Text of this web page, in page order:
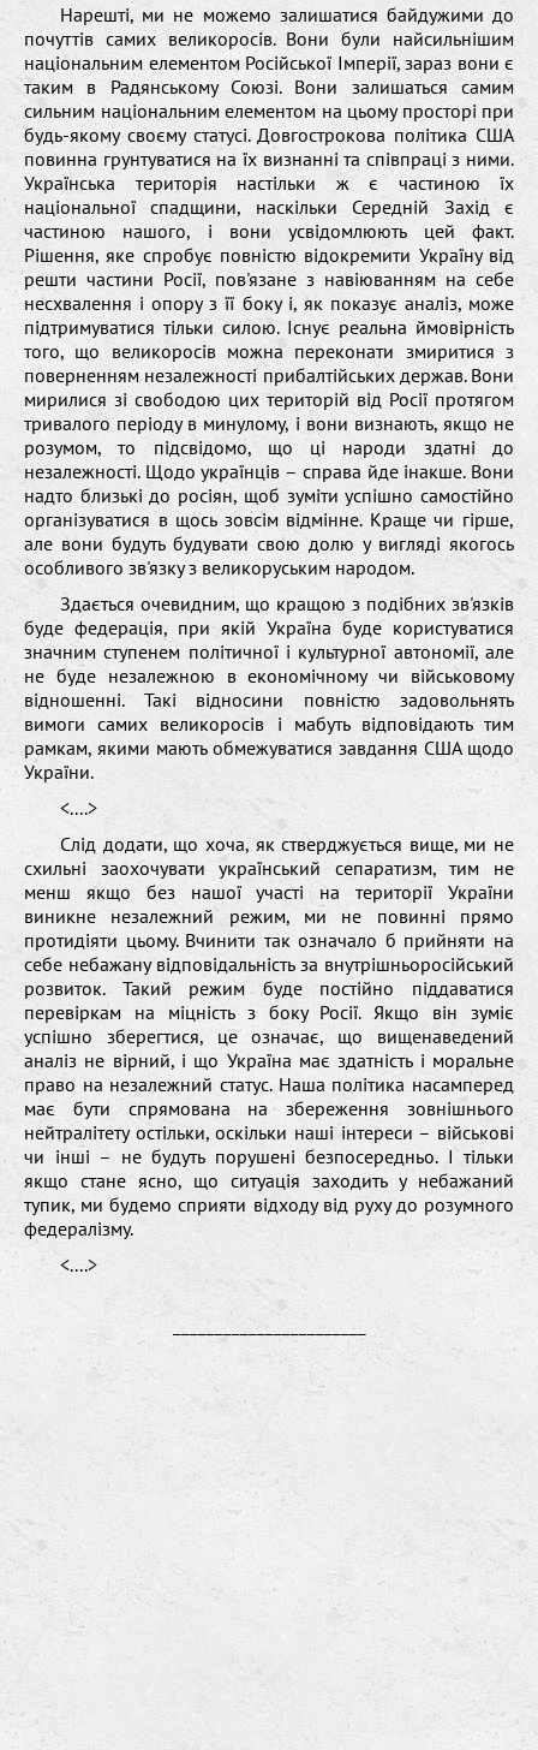
Нарешті, ми не можемо залишатися байдужими до
почуттів самих великоросів. Вони були найсильнішим
національним елементом Російської Імперії, зараз вони є
таким в Радянському Союзі. Вони залишаться самим
сильним національним елементом на цьому просторі при
будь-якому своєму статусі. Довгострокова політика США
повинна грунтуватися на їх визнанні та співпраці з ними.
Українська територія настільки ж є частиною їх
національної спадщини, наскільки Середній Захід є
частиною нашого, і вони усвідомлюють цей факт.
Рішення, яке спробує повністю відокремити Україну від
решти частини Росії, пов'язане з навіюванням на себе
несхвалення і опору з її боку і, як показує аналіз, може
підтримуватися тільки силою. Існує реальна ймовірність
того, що великоросів можна переконати змиритися з
поверненням незалежності прибалтійських держав. Вони
мирилися зі свободою цих територій від Росії протягом
тривалого періоду в минулому, і вони визнають, якщо не
розумом, то підсвідомо, що ці народи здатні до
незалежності. Щодо українців – справа йде інакше. Вони
надто близькі до росіян, щоб зуміти успішно самостійно
організуватися в щось зовсім відмінне. Краще чи гірше,
але вони будуть будувати свою долю у вигляді якогось
особливого зв'язку з великоруським народом.
Здається очевидним, що кращою з подібних зв'язків
буде федерація, при якій Україна буде користуватися
значним ступенем політичної і культурної автономії, але
не буде незалежною в економічному чи військовому
відношенні. Такі відносини повністю задовольнять
вимоги самих великоросів і мабуть відповідають тим
рамкам, якими мають обмежуватися завдання США щодо
України.
<....>
Слід додати, що хоча, як стверджується вище, ми не
схильні заохочувати український сепаратизм, тим не
менш якщо без нашої участі на території України
виникне незалежний режим, ми не повинні прямо
протидіяти цьому. Вчинити так означало б прийняти на
себе небажану відповідальність за внутрішньоросійський
розвиток. Такий режим буде постійно піддаватися
перевіркам на міцність з боку Росії. Якщо він зуміє
успішно зберегтися, це означає, що вищенаведений
аналіз не вірний, і що Україна має здатність і моральне
право на незалежний статус. Наша політика насамперед
має бути спрямована на збереження зовнішнього
нейтралітету остільки, оскільки наші інтереси – військові
чи інші – не будуть порушені безпосередньо. І тільки
якщо стане ясно, що ситуація заходить у небажаний
тупик, ми будемо сприяти відходу від руху до розумного
федералізму.
<....>
_______________________